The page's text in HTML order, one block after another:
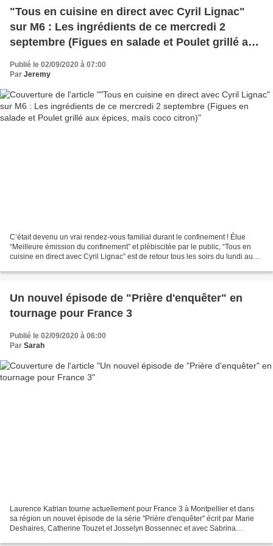
"Tous en cuisine en direct avec Cyril Lignac"
sur M6 : Les ingrédients de ce mercredi 2
septembre (Figues en salade et Poulet grillé aux
Publié le 02/09/2020 à 07:00
Par Jeremy
C’était devenu un vrai rendez-vous familial durant le confinement ! Élue
“Meilleure émission du confinement” et plébiscitée par le public, “Tous en
cuisine en direct avec Cyril Lignac” est de retour tous les soirs du lundi au
Un nouvel épisode de "Prière d'enquêter" en
tournage pour France 3
Publié le 02/09/2020 à 06:00
Par Sarah
Laurence Katrian tourne actuellement pour France 3 à Montpellier et dans
sa région un nouvel épisode de la série "Prière d'enquêter" écrit par Marie
Deshaires, Catherine Touzet et Josselyn Bossennec et avec Sabrina